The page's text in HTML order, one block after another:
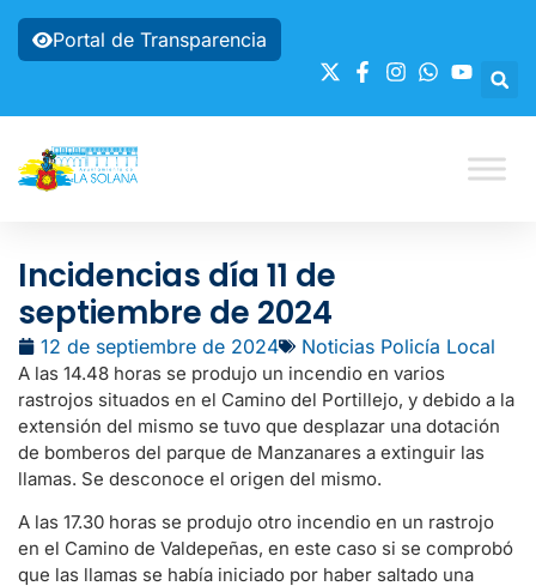
Portal de Transparencia
Incidencias día 11 de
septiembre de 2024
12 de septiembre de 2024 Noticias Policía Local
A las 14.48 horas se produjo un incendio en varios
rastrojos situados en el Camino del Portillejo, y debido a la
extensión del mismo se tuvo que desplazar una dotación
de bomberos del parque de Manzanares a extinguir las
llamas. Se desconoce el origen del mismo.
A las 17.30 horas se produjo otro incendio en un rastrojo
en el Camino de Valdepeñas, en este caso si se comprobó
que las llamas se había iniciado por haber saltado una